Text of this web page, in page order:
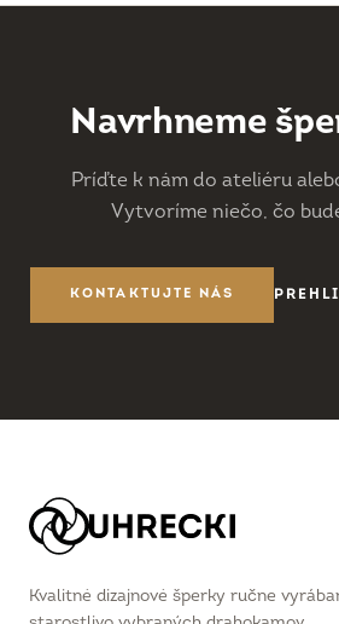
Navrhneme
Príďte k nám do ateliéru
Vytvoríme niečo, čo
KONTAKTUJTE NÁS
Kvalitné dizajnové šperky ručne
starostlivo vybraných drahokamov.